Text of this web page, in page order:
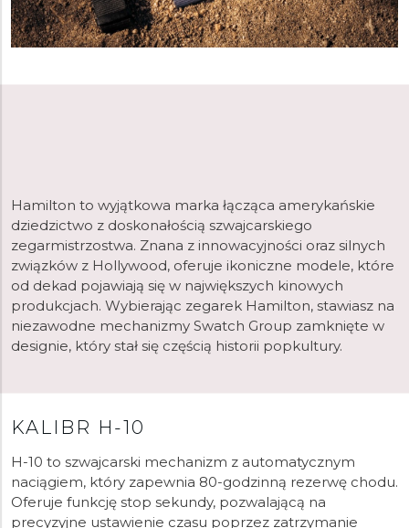
Hamilton to wyjątkowa marka łącząca amerykańskie
dziedzictwo z doskonałością szwajcarskiego
zegarmistrzostwa. Znana z innowacyjności oraz silnych
związków z Hollywood, oferuje ikoniczne modele, które
od dekad pojawiają się w największych kinowych
produkcjach. Wybierając zegarek Hamilton, stawiasz na
niezawodne mechanizmy Swatch Group zamknięte w
designie, który stał się częścią historii popkultury.
KALIBR H-10
H-10 to szwajcarski mechanizm z automatycznym
naciągiem, który zapewnia 80-godzinną rezerwę chodu.
Oferuje funkcję stop sekundy, pozwalającą na
precyzyjne ustawienie czasu poprzez zatrzymanie